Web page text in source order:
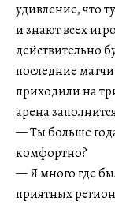
удивление, что
и знают всех
действительно
последние
приходили на
арена
— Ты больше
комфортно?
— Я много где
приятных